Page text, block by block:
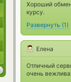
Хороший
курсу.
Развернуть (1)
Елена
Отличный
очень